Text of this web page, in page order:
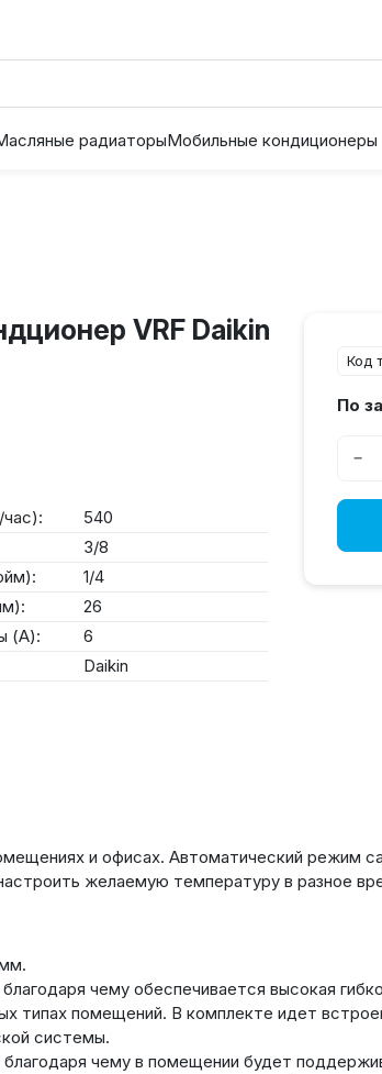
радиаторыМобильные кондиционеры
VRF Daikin
540
3/8
1/4
26
(А):
6
Daikin
Код
По
−
и офисах. Автоматический режим
желаемую температуру в разное
чему обеспечивается высокая
типах помещений. В комплекте идет
системы.
чему в помещении будет